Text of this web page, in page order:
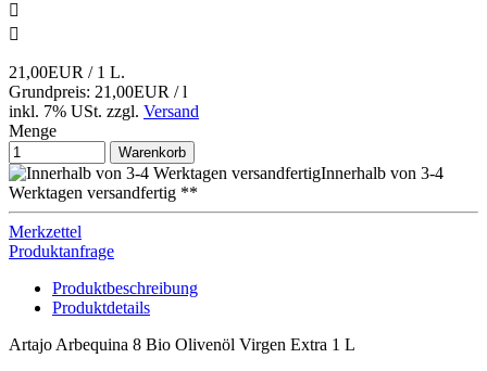


21,00EUR / 1 L.
Grundpreis: 21,00EUR / l
inkl. 7% USt. zzgl. Versand
Menge
Warenkorb
Innerhalb von 3-4
Werktagen versandfertig **
Merkzettel
Produktanfrage
Produktbeschreibung
Produktdetails
Artajo Arbequina 8 Bio Olivenöl Virgen Extra 1 L